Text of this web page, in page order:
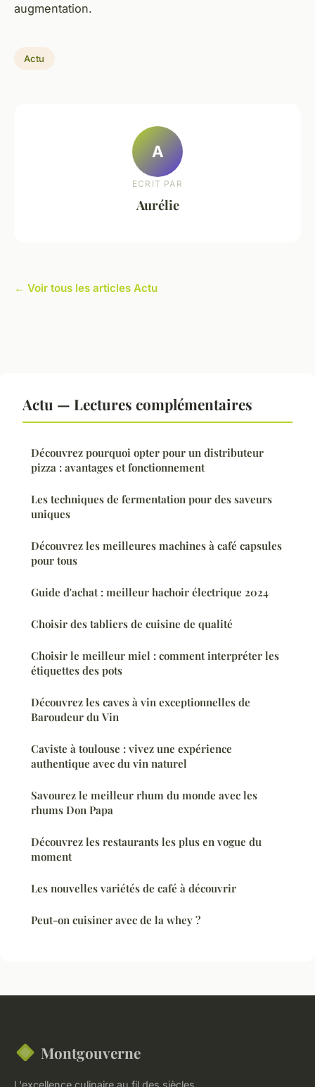
augmentation.
Actu
A
ECRIT PAR
Aurélie
← Voir tous les articles Actu
Actu — Lectures complémentaires
Découvrez pourquoi opter pour un distributeur
pizza : avantages et fonctionnement
Les techniques de fermentation pour des saveurs
uniques
Découvrez les meilleures machines à café capsules
pour tous
Guide d'achat : meilleur hachoir électrique 2024
Choisir des tabliers de cuisine de qualité
Choisir le meilleur miel : comment interpréter les
étiquettes des pots
Découvrez les caves à vin exceptionnelles de
Baroudeur du Vin
Caviste à toulouse : vivez une expérience
authentique avec du vin naturel
Savourez le meilleur rhum du monde avec les
rhums Don Papa
Découvrez les restaurants les plus en vogue du
moment
Les nouvelles variétés de café à découvrir
Peut-on cuisiner avec de la whey ?
Montgouverne
L'excellence culinaire au fil des siècles